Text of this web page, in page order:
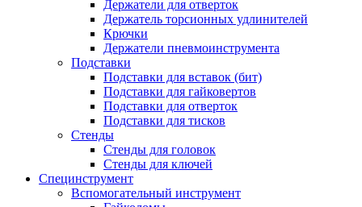
Держатели для отверток
Держатель торсионных удлинителей
Крючки
Держатели пневмоинструмента
Подставки
Подставки для вставок (бит)
Подставки для гайковертов
Подставки для отверток
Подставки для тисков
Стенды
Стенды для головок
Стенды для ключей
Специнструмент
Вспомогательный инструмент